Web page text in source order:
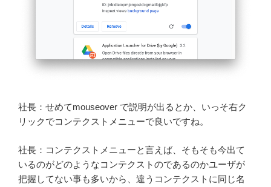
社長：せめてmouseover で説明が出るとか、いっそ右ク
リックでコンテクストメニューで良いですね。
社長：コンテクストメニューと言えば、そもそも今出て
いるのがどのようなコンテクストのであるのかユーザが
把握してない事も多いから、違うコンテクストに同じ名